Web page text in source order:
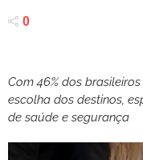
0
Com 46% dos
escolha dos destinos,
de saúde e segurança